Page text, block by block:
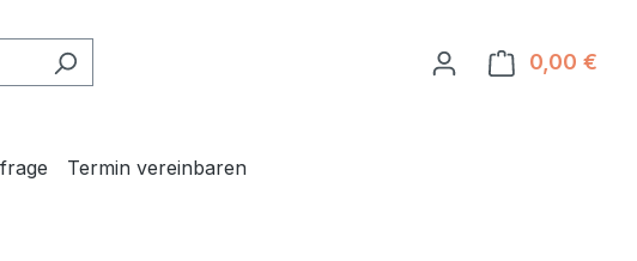
0,00 €
Termin vereinbaren